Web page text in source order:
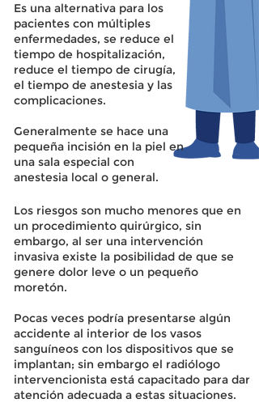
Es una alternativa para los
pacientes con múltiples
enfermedades, se reduce el
tiempo de hospitalización,
reduce el tiempo de cirugía,
el tiempo de anestesia y las
complicaciones.
Generalmente se hace una
pequeña incisión en la piel en
una sala especial con
anestesia local o general.
Los riesgos son mucho menores que en
un procedimiento quirúrgico, sin
embargo, al ser una intervención
invasiva existe la posibilidad de que se
genere dolor leve o un pequeño
moretón.
Pocas veces podría presentarse algún
accidente al interior de los vasos
sanguíneos con los dispositivos que se
implantan; sin embargo el radiólogo
intervencionista está capacitado para dar
atención adecuada a estas situaciones.